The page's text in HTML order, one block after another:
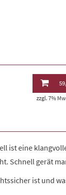
zzgl. 7%
ist eine
Schnell gerät
ist und